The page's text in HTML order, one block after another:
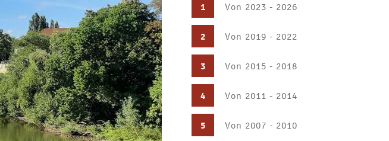
1 Von 2023 - 2026
2 Von 2019 - 2022
3 Von 2015 - 2018
4 Von 2011 - 2014
5 Von 2007 - 2010